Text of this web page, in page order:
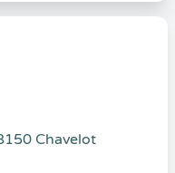
Chavelot